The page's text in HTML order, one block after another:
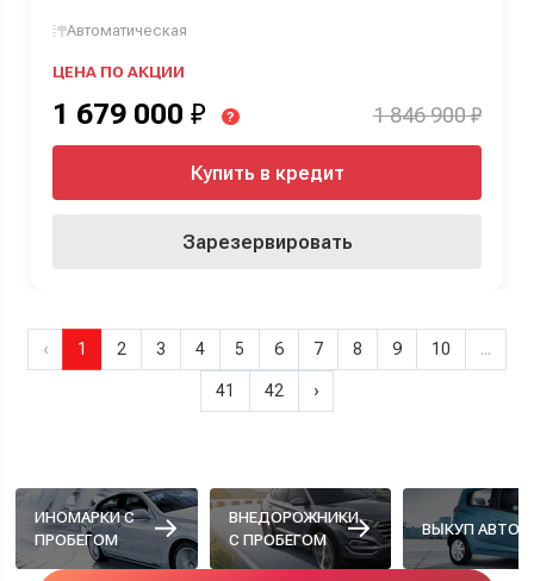
Автоматическая
ЦЕНА ПО АКЦИИ
1 679 000 ₽ ? 1 846 900 ₽
Купить в кредит
Зарезервировать
‹ 1 2 3 4 5 6 7 8 9 10 ...
41 42 ›
ИНОМАРКИ С
ПРОБЕГОМ
ВНЕДОРОЖНИКИ
С ПРОБЕГОМ
ВЫКУП АВТО